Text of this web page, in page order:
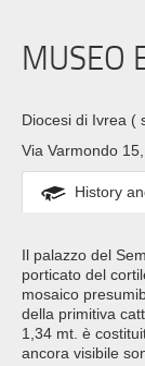
MUSEO
Diocesi di Ivrea (
Via Varmondo
History
Il palazzo del
porticato del
mosaico
della primitiva
1,34 mt. è
ancora visibile